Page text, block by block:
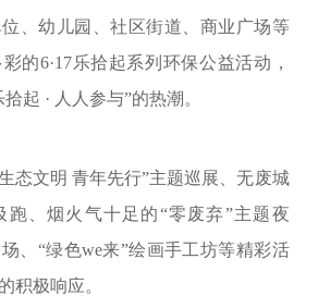
、幼儿园、社区街道、商业广场等
的6·17乐拾起系列环保公益活动，
起 · 人人参与”的热潮。
态文明 青年先行”主题巡展、无废城
跑、烟火气十足的“零废弃”主题夜
、“绿色we来”绘画手工坊等精彩活
积极响应。